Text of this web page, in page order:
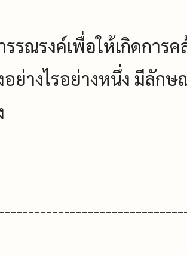
รรณรงค์เพื่อให้เกิดการ
อย่างไรอย่างหนึ่ง มีลัก